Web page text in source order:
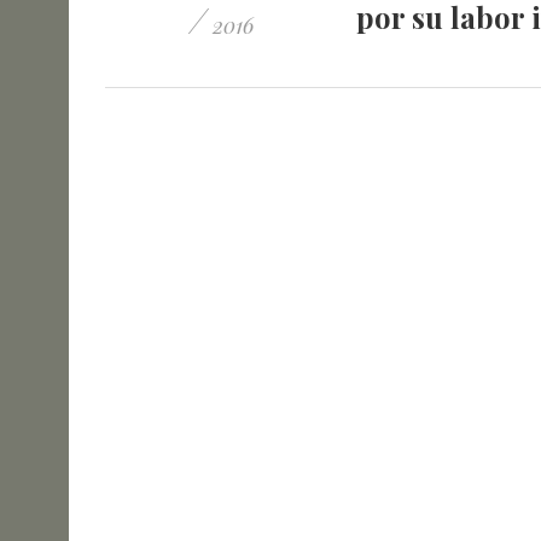
/ 2016
por su labor